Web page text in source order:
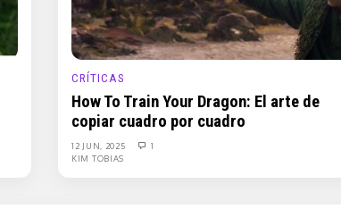
CRÍTICAS
How To Train Your Dragon: El arte de
copiar cuadro por cuadro
12 JUN, 2025
1
KIM TOBIAS